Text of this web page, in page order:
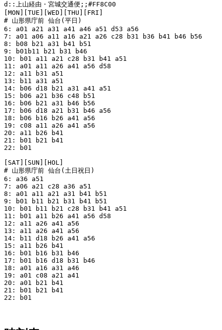
d::上山経由・宮城交通便;;#FF8C00
[MON][TUE][WED][THU][FRI]
# 山形県庁前 仙台(平日)
6: a01 a21 a31 a41 a46 a51 d53 a56
7: a01 a06 a11 a16 a21 a26 c28 b31 b36 b41 b46 b56
8: b08 b21 a31 b41 b51
9: b01b11 b21 b31 b46
10: b01 a11 a21 c28 b31 b41 a51
11: a01 a11 a26 a41 a56 d58
12: a11 b31 a51
13: b11 a31 a51
14: b06 d18 b21 a31 a41 a51
15: b06 a21 b36 c48 b51
16: b06 b21 a31 b46 b56
17: b06 d18 a21 b31 b46 a56
18: b06 b16 b26 a41 a56
19: c08 a11 a26 a41 a56
20: a11 b26 b41
21: b01 b21 b41
22: b01
[SAT][SUN][HOL]
# 山形県庁前 仙台(土日祝日)
6: a36 a51
7: a06 a21 c28 a36 a51
8: a01 a11 a21 a31 b41 b51
9: b01 b11 b21 b31 b41 b51
10: b01 b11 b21 c28 b31 b41 a51
11: b01 a11 b26 a41 a56 d58
12: a11 a26 a41 a56
13: a11 a26 a41 a56
14: b11 d18 b26 a41 a56
15: a11 b26 b41
16: b01 b16 b31 b46
17: b01 b16 d18 b31 b46
18: a01 a16 a31 a46
19: a01 c08 a21 a41
20: a01 b21 b41
21: b01 b21 b41
22: b01